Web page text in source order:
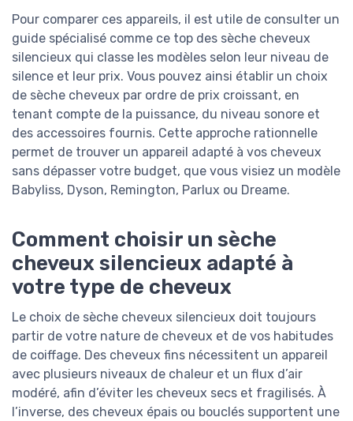
Pour comparer ces appareils, il est utile de consulter un
guide spécialisé comme ce top des sèche cheveux
silencieux qui classe les modèles selon leur niveau de
silence et leur prix. Vous pouvez ainsi établir un choix
de sèche cheveux par ordre de prix croissant, en
tenant compte de la puissance, du niveau sonore et
des accessoires fournis. Cette approche rationnelle
permet de trouver un appareil adapté à vos cheveux
sans dépasser votre budget, que vous visiez un modèle
Babyliss, Dyson, Remington, Parlux ou Dreame.
Comment choisir un sèche
cheveux silencieux adapté à
votre type de cheveux
Le choix de sèche cheveux silencieux doit toujours
partir de votre nature de cheveux et de vos habitudes
de coiffage. Des cheveux fins nécessitent un appareil
avec plusieurs niveaux de chaleur et un flux d’air
modéré, afin d’éviter les cheveux secs et fragilisés. À
l’inverse, des cheveux épais ou bouclés supportent une